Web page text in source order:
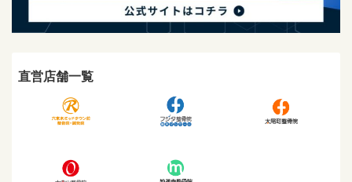
直営店舗一覧